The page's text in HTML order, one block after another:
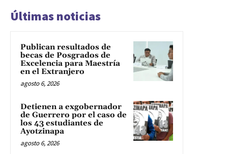
Últimas noticias
Publican resultados de
becas de Posgrados de
Excelencia para Maestría
en el Extranjero
agosto 6, 2026
Detienen a exgobernador
de Guerrero por el caso de
los 43 estudiantes de
Ayotzinapa
agosto 6, 2026